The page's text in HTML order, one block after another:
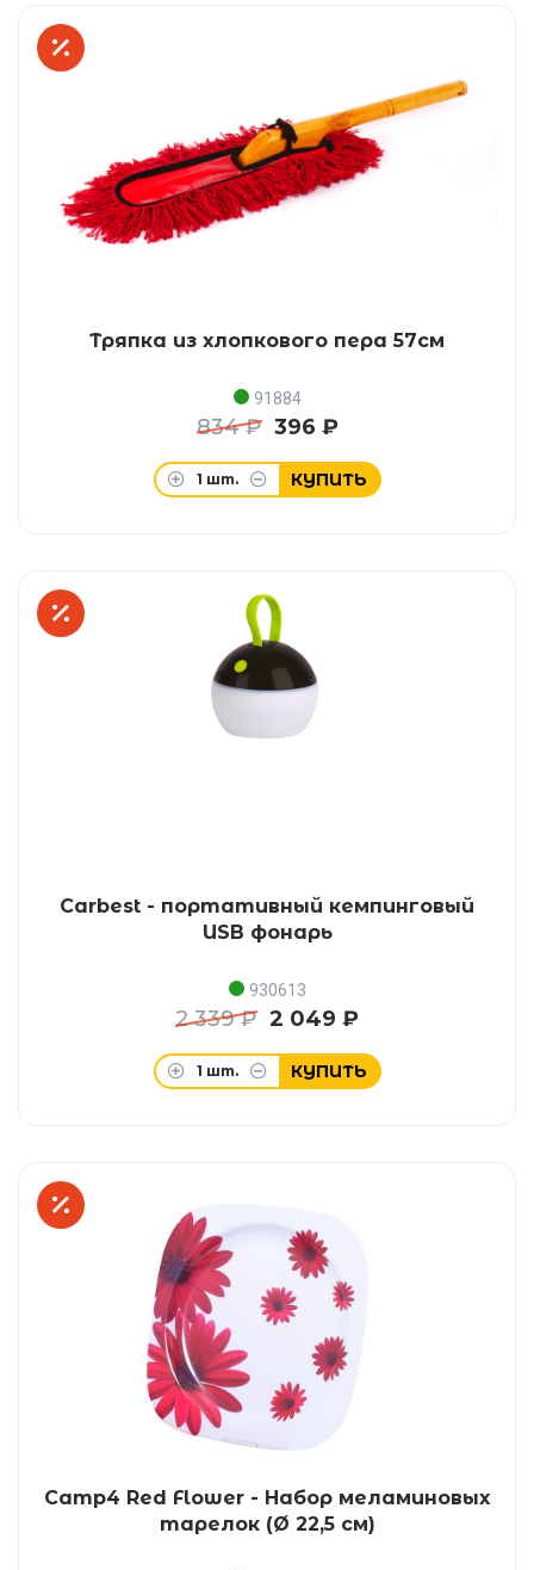
Тряпка из хлопкового пера 57см
91884
834 ₽ 396 ₽
1 шт. КУПИТЬ
Carbest - портативный кемпинговый
USB фонарь
930613
2 339 ₽ 2 049 ₽
1 шт. КУПИТЬ
Camp4 Red Flower - Набор меламиновых
тарелок (Ø 22,5 см)